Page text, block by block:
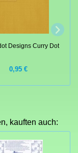
Designs Curry Dot
0,95 €
kauften auch: